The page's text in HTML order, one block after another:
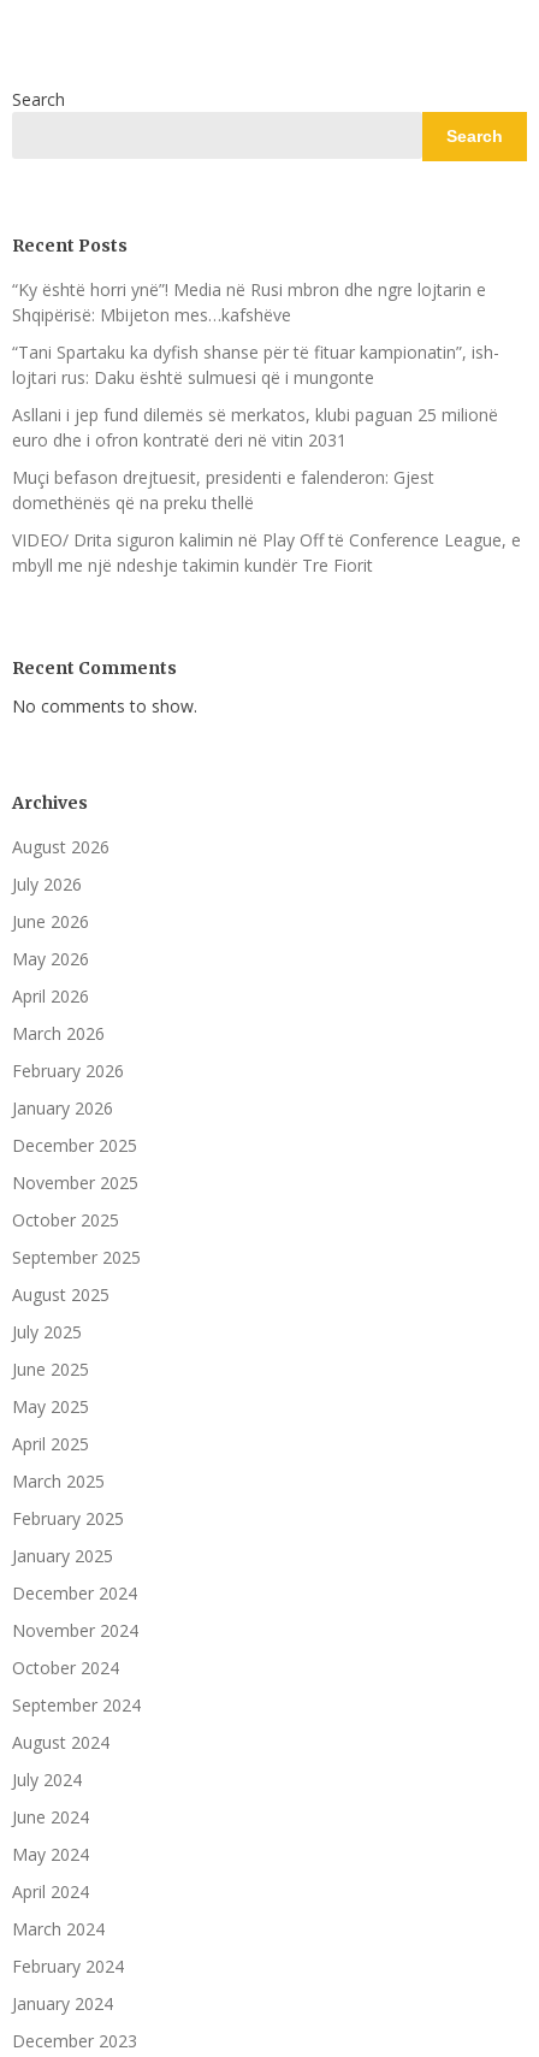
Search
Search
Recent Posts
“Ky është horri ynë”! Media në Rusi mbron dhe ngre lojtarin e
Shqipërisë: Mbijeton mes…kafshëve
“Tani Spartaku ka dyfish shanse për të fituar kampionatin”, ish-
lojtari rus: Daku është sulmuesi që i mungonte
Asllani i jep fund dilemës së merkatos, klubi paguan 25 milionë
euro dhe i ofron kontratë deri në vitin 2031
Muçi befason drejtuesit, presidenti e falenderon: Gjest
domethënës që na preku thellë
VIDEO/ Drita siguron kalimin në Play Off të Conference League, e
mbyll me një ndeshje takimin kundër Tre Fiorit
Recent Comments
No comments to show.
Archives
August 2026
July 2026
June 2026
May 2026
April 2026
March 2026
February 2026
January 2026
December 2025
November 2025
October 2025
September 2025
August 2025
July 2025
June 2025
May 2025
April 2025
March 2025
February 2025
January 2025
December 2024
November 2024
October 2024
September 2024
August 2024
July 2024
June 2024
May 2024
April 2024
March 2024
February 2024
January 2024
December 2023